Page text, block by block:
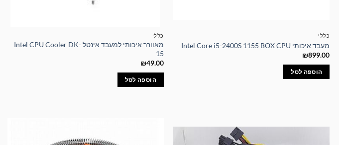
כללי
מעבד איכותי Intel Core i5-2400S 1155 BOX CPU
₪899.00
הוספה לסל
כללי
מאוורר איכותי למעבד אינטל Intel CPU Cooler DK-
15
₪49.00
הוספה לסל